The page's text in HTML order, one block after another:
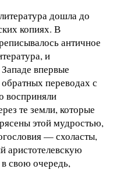
дошла до
копиях. В
античное
и
впервые
переводах с
восприняли
те земли, которые
этой мудростью,
— схоласты,
свою очередь,